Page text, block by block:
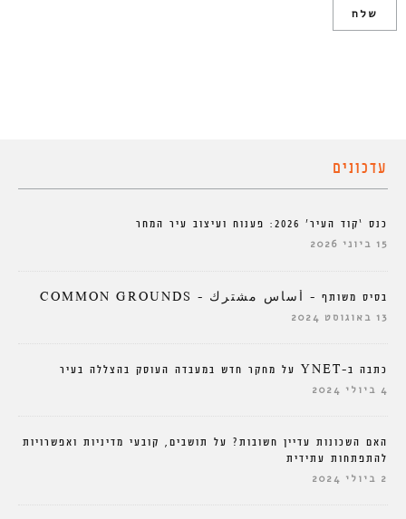
עדכונים
כנס ‘קוד העיר’ 2026: פענוח ועיצוב עיר המחר
15 ביוני 2026
בסיס משותף – أساس مشترك – COMMON GROUNDS
13 באוגוסט 2024
כתבה ב-YNET על מחקר חדש במעבדה העוסק בהצללה בעיר
4 ביולי 2024
האם השכונות עדיין חשובות? על תושבים, קובעי מדיניות ואפשרויות
להתפתחות עתידית
2 ביולי 2024